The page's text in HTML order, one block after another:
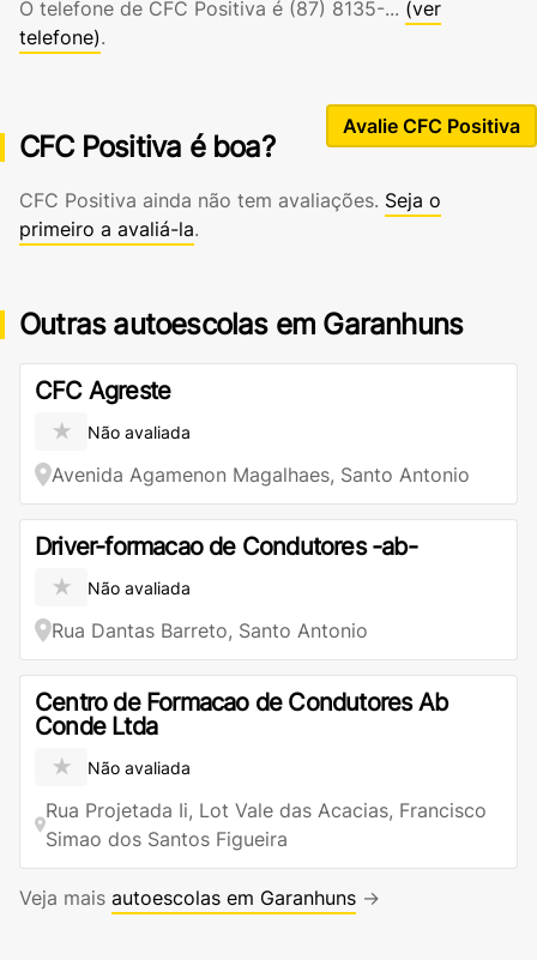
O telefone de CFC Positiva é (87) 8135-... (ver
telefone).
CFC Positiva é boa?
Avalie CFC Positiva
CFC Positiva ainda não tem avaliações. Seja o
primeiro a avaliá-la.
Outras autoescolas em Garanhuns
CFC Agreste
★ Não avaliada
Avenida Agamenon Magalhaes, Santo Antonio
Driver-formacao de Condutores -ab-
★ Não avaliada
Rua Dantas Barreto, Santo Antonio
Centro de Formacao de Condutores Ab
Conde Ltda
★ Não avaliada
Rua Projetada Ii, Lot Vale das Acacias, Francisco
Simao dos Santos Figueira
Veja mais autoescolas em Garanhuns →